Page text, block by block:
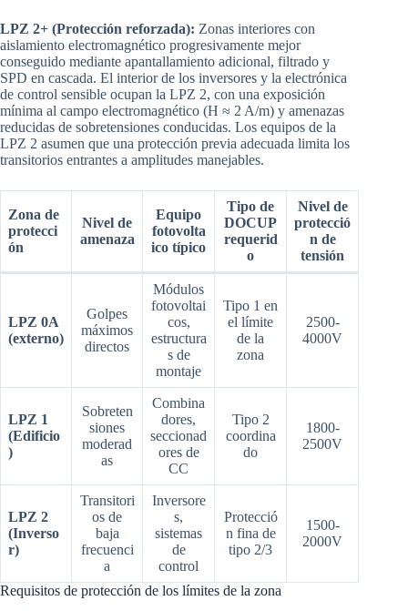
LPZ 2+ (Protección reforzada): Zonas interiores con
aislamiento electromagnético progresivamente mejor
conseguido mediante apantallamiento adicional, filtrado y
SPD en cascada. El interior de los inversores y la electrónica
de control sensible ocupan la LPZ 2, con una exposición
mínima al campo electromagnético (H ≈ 2 A/m) y amenazas
reducidas de sobretensiones conducidas. Los equipos de la
LPZ 2 asumen que una protección previa adecuada limita los
transitorios entrantes a amplitudes manejables.
Zona de
protecci
ón
Nivel de
amenaza
Equipo
fotovolta
ico típico
Tipo de
DOCUP
requerid
o
Nivel de
protecció
n de
tensión
LPZ 0A
(externo)
Golpes
máximos
directos
Módulos
fotovoltai
cos,
estructura
s de
montaje
Tipo 1 en
el límite
de la
zona
2500-
4000V
LPZ 1
(Edificio
)
Sobreten
siones
moderad
as
Combina
dores,
seccionad
ores de
CC
Tipo 2
coordina
do
1800-
2500V
LPZ 2
(Inverso
r)
Transitori
os de
baja
frecuenci
a
Inversore
s,
sistemas
de
control
Protecció
n fina de
tipo 2/3
1500-
2000V
Requisitos de protección de los límites de la zona